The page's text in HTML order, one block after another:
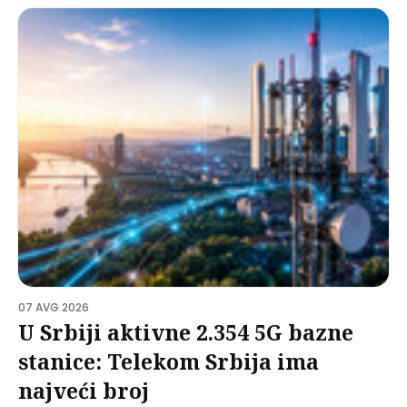
07 AVG 2026
U Srbiji aktivne 2.354 5G bazne
stanice: Telekom Srbija ima
najveći broj